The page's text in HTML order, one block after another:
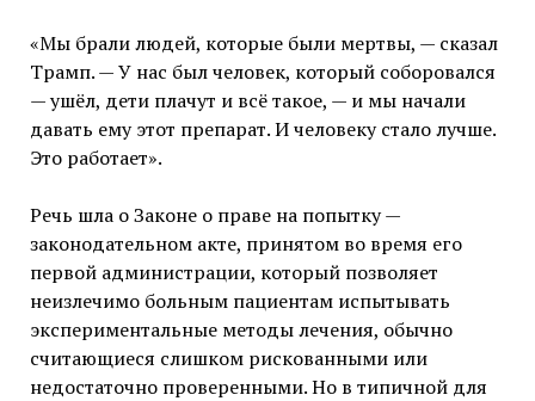
«Мы брали людей, которые были мертвы, — сказал
Трамп. — У нас был человек, который соборовался
— ушёл, дети плачут и всё такое, — и мы начали
давать ему этот препарат. И человеку стало лучше.
Это работает».
Речь шла о Законе о праве на попытку —
законодательном акте, принятом во время его
первой администрации, который позволяет
неизлечимо больным пациентам испытывать
экспериментальные методы лечения, обычно
считающиеся слишком рискованными или
недостаточно проверенными. Но в типичной для